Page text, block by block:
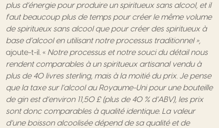
plus d’énergie pour produire un spiritueux sans alcool, et il
faut beaucoup plus de temps pour créer le même volume
de spiritueux sans alcool que pour créer des spiritueux à
base d’alcool en utilisant notre processus traditionnel »,
ajoute-t-il. « Notre processus et notre souci du détail nous
rendent comparables à un spiritueux artisanal vendu à
plus de 40 livres sterling, mais à la moitié du prix. Je pense
que la taxe sur l’alcool au Royaume-Uni pour une bouteille
de gin est d’environ 11,50 £ (plus de 40 % d’ABV), les prix
sont donc comparables à qualité identique. La valeur
d’une boisson alcoolisée dépend de sa qualité et de